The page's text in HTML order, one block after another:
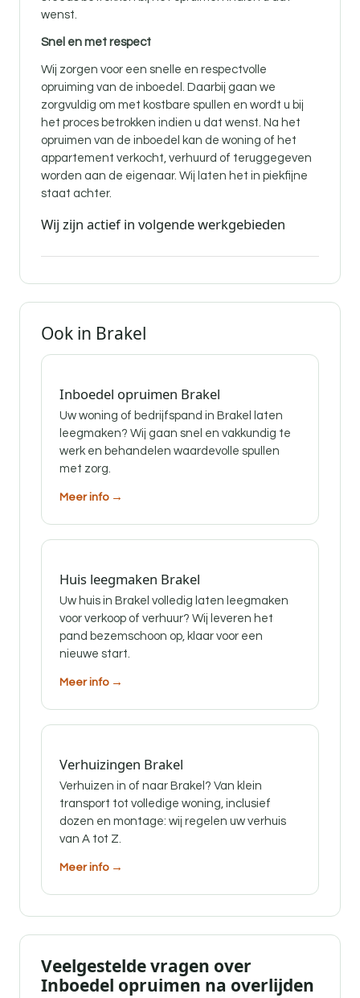
wenst.
Snel en met respect
Wij zorgen voor een snelle en respectvolle
opruiming van de inboedel. Daarbij gaan we
zorgvuldig om met kostbare spullen en wordt u bij
het proces betrokken indien u dat wenst. Na het
opruimen van de inboedel kan de woning of het
appartement verkocht, verhuurd of teruggegeven
worden aan de eigenaar. Wij laten het in piekfijne
staat achter.
Wij zijn actief in volgende werkgebieden
Ook in Brakel
Inboedel opruimen Brakel
Uw woning of bedrijfspand in Brakel laten
leegmaken? Wij gaan snel en vakkundig te
werk en behandelen waardevolle spullen
met zorg.
Meer info →
Huis leegmaken Brakel
Uw huis in Brakel volledig laten leegmaken
voor verkoop of verhuur? Wij leveren het
pand bezemschoon op, klaar voor een
nieuwe start.
Meer info →
Verhuizingen Brakel
Verhuizen in of naar Brakel? Van klein
transport tot volledige woning, inclusief
dozen en montage: wij regelen uw verhuis
van A tot Z.
Meer info →
Veelgestelde vragen over
Inboedel opruimen na overlijden